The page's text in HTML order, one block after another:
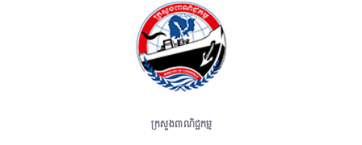
ក្រសួងឧស្សាហកម្ម វិទ្យាសាស្ត្រ បច្ចេកវិទ្យា និងនវានុវត្តន៍